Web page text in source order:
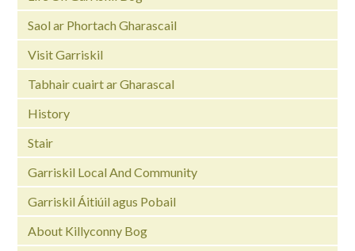
Saol ar Phortach Gharascail
Visit Garriskil
Tabhair cuairt ar Gharascal
History
Stair
Garriskil Local And Community
Garriskil Áitiúil agus Pobail
About Killyconny Bog